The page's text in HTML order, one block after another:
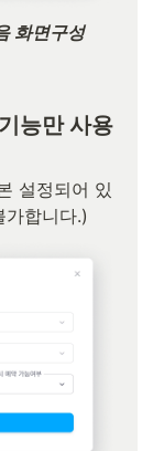
화면구성
능만 사용
설정되어 있
합니다.)